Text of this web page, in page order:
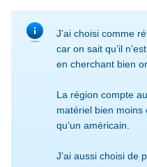
J’ai choisi comme
car on sait qu’il
en cherchant bien
La région compte
matériel bien moins
qu’un américain.
J’ai aussi choisi de